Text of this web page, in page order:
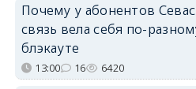
Почему у абонентов
связь вела себя по-
блэкауте
13:00 16 6420